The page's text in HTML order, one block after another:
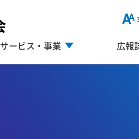
サービス・事業 広報